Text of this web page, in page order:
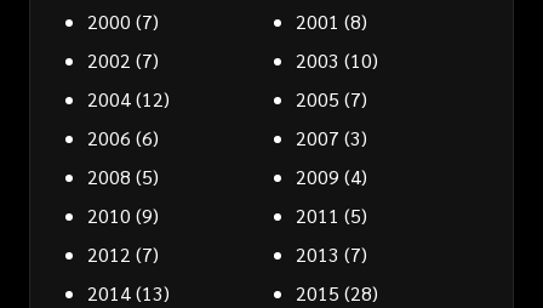
2000 (7) 2001 (8)
2002 (7) 2003 (10)
2004(12) 2005 (7)
2006 (6) 2007 (3)
2008 (5) 2009 (4)
2010 (9) 2011 (5)
2012 (7) 2013 (7)
2014(13) 2015 (28)